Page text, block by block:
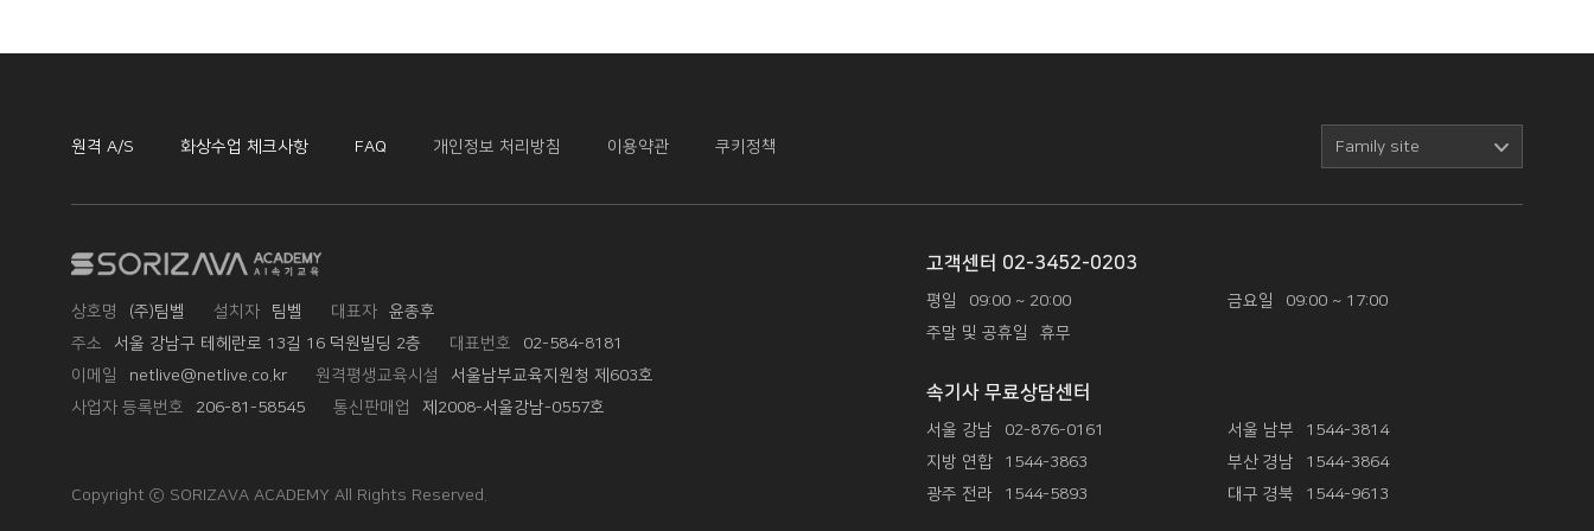
원격 A/S 화상수업 체크사항 FAQ 개인정보 처리방침 이용약관 쿠키정책 Family site
상호명 (주)팀벨 설치자 팀벨 대표자
윤종후
주소
서울 강남구 테헤란로 13길 16 덕원빌딩 2층 대표번호
02-584-8181
이메일
netlive@netlive.co.kr 원격평생교육시설
서울남부교육지원청 제603호
사업자 등록번호
206-81-58545 통신판매업 제2008-서울강남-0557호
Copyright ⓒ SORIZAVA ACADEMY All Rights Reserved.
고객센터 02-3452-0203
평일 09:00 ~ 20:00 금요일
09:00 ~ 17:00
주말 및 공휴일
휴무
속기사 무료상담센터
서울 강남 02-876-0161 서울 남부
1544-3814
지방 연합
1544-3863 부산 경남
1544-3864
광주 전라
1544-5893 대구 경북 1544-9613